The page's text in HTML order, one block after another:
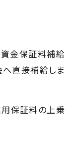
金保証料補給
直接補給しま
保証料の上乗